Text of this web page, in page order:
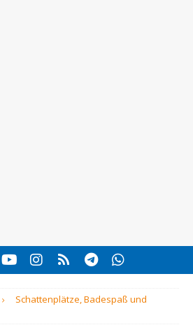
Schattenplätze, Badespaß und